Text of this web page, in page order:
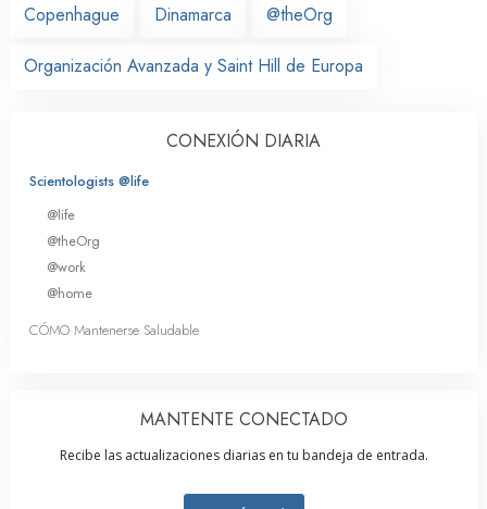
Copenhague
Dinamarca @theOrg
Organización Avanzada y Saint Hill de Europa
CONEXIÓN DIARIA
Scientologists @life
@life
@theOrg
@work
@home
CÓMO Mantenerse Saludable
MANTENTE CONECTADO
Recibe las actualizaciones diarias en tu bandeja de entrada.